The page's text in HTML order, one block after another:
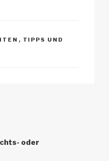
, TIPPS UND
oder